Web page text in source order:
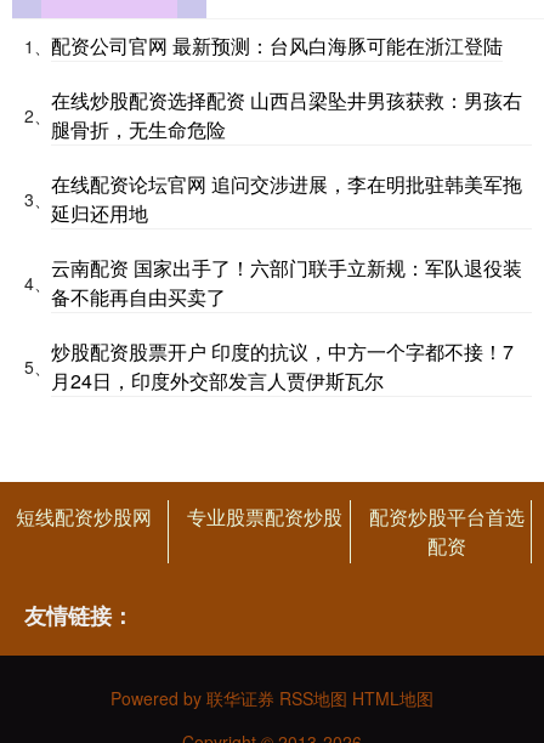
1、 配资公司官网 最新预测：台风白海豚可能在浙江登陆
2、
在线炒股配资选择配资 山西吕梁坠井男孩获救：男孩右
腿骨折，无生命危险
3、
在线配资论坛官网 追问交涉进展，李在明批驻韩美军拖
延归还用地
4、
云南配资 国家出手了！六部门联手立新规：军队退役装
备不能再自由买卖了
5、
炒股配资股票开户 印度的抗议，中方一个字都不接！7
月24日，印度外交部发言人贾伊斯瓦尔
短线配资炒股网 专业股票配资炒股
配资炒股平台首选
配资
友情链接：
Powered by 联华证券 RSS地图 HTML地图